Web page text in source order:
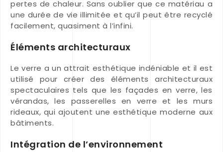
pertes de chaleur. Sans oublier que ce matériau a
une durée de vie illimitée et qu’il peut être recyclé
facilement, quasiment à l’infini.
Éléments architecturaux
Le verre a un attrait esthétique indéniable et il est
utilisé pour créer des éléments architecturaux
spectaculaires tels que les façades en verre, les
vérandas, les passerelles en verre et les murs
rideaux, qui ajoutent une esthétique moderne aux
bâtiments.
Intégration de l’environnement